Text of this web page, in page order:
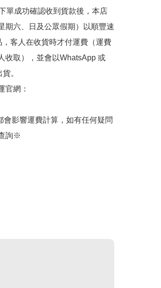
單成功確認收到貨款後，本店
期六、日及公眾假期）以順豐速
客人在收貨時才付運費（運費
收取），並會以WhatsApp 或
。
官網：
影響運費計算，如有任何疑問
詢※